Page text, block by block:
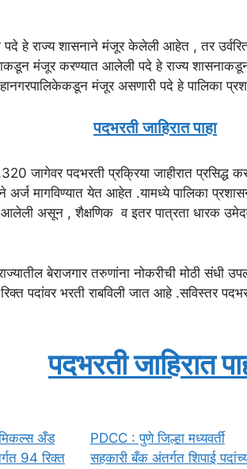
पदे हे राज्य शासनाने मंजूर केलेली आहेत , तर
मंजूर करण्यात आलेली पदे हे राज्य शासनाकडून
मंजूर असणारी पदे हे पालिका
पदभरती जाहिरात पाहा
जागेवर पदभरती प्रक्रिया जाहीरात
मागविण्यात येत आहेत .यामध्ये पालिका
आलेली असून , शैक्षणिक व इतर पात्रता धारक
बेराजगार तरुणांना नोकरीची मोठी
पदांवर भरती राबविली जात आहे .सविस्तर
पदभरती जाहिरात
अँड
94 रिक्त
PDCC : पुणे जिल्हा मध्यवर्ती
सहकारी बँक अंतर्गत शिपाई